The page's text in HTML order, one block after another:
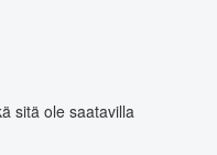
sitä ole saatavilla